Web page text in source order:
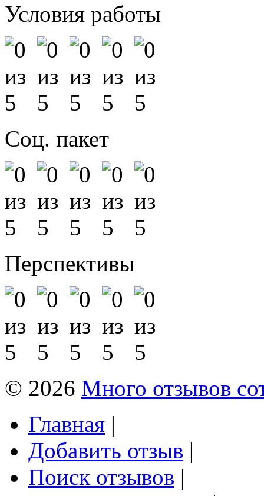
Условия работы
Соц. пакет
Перспективы
© 2026 Много отзывов
Главная |
Добавить отзыв |
Поиск отзывов |